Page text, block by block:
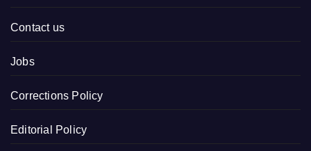
Contact us
Jobs
Corrections Policy
Editorial Policy